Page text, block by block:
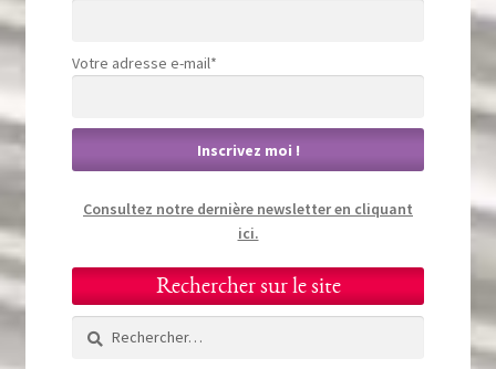
Votre adresse e-mail*
Consultez notre dernière newsletter en cliquant
ici.
Rechercher sur le site
Rechercher :